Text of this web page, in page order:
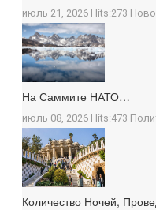
июль 21, 2026 Hits:273
На Саммите НАТО…
июль 08, 2026 Hits:473
Количество Ночей,